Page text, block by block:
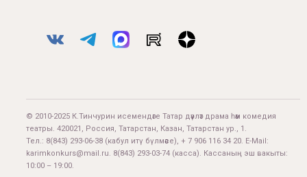
© 2010-2025 К.Тинчурин исемендәге Татар дәүләт драма һәм комедия
театры. 420021, Россия, Татарстан, Казан, Татарстан ур., 1.
Тел.: 8(843) 293-06-38 (кабул итү бүлмәсе), + 7 906 116 34 20. E-Mail:
karimkonkurs@mail.ru. 8(843) 293-03-74 (касса). Кассаның эш вакыты:
10:00 – 19:00.